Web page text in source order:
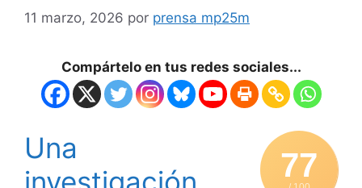
11 marzo, 2026 por prensa mp25m
Compártelo en tus redes sociales...
77
Una